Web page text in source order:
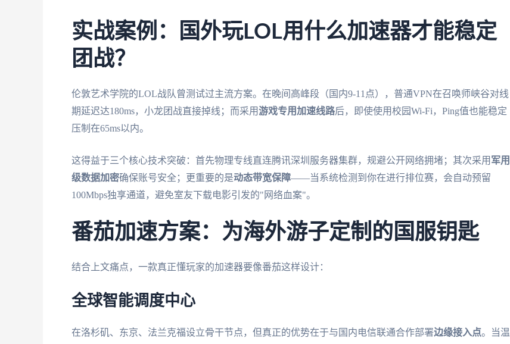
实战案例：国外玩LOL用什么加速器才能稳定
团战？
伦敦艺术学院的LOL战队曾测试过主流方案。在晚间高峰段（国内9-11点），普通VPN在召唤师峡谷对线
期延迟达180ms，小龙团战直接掉线；而采用游戏专用加速线路后，即使使用校园Wi-Fi，Ping值也能稳定
压制在65ms以内。
这得益于三个核心技术突破：首先物理专线直连腾讯深圳服务器集群，规避公开网络拥堵；其次采用 军用
级数据加密确保账号安全；更重要的是动态带宽保障——当系统检测到你在进行排位赛，会自动预留
100Mbps独享通道，避免室友下载电影引发的"网络血案"。
番茄加速方案：为海外游子定制的国服钥匙
结合上文痛点，一款真正懂玩家的加速器要像番茄这样设计：
全球智能调度中心
在洛杉矶、东京、法兰克福设立骨干节点，但真正的优势在于与国内电信联通合作部署边缘接入点。当温